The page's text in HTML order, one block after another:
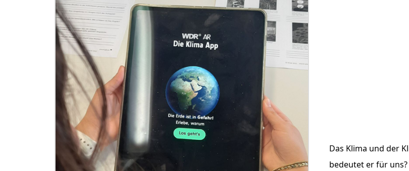
Das Klima und der
bedeutet er für